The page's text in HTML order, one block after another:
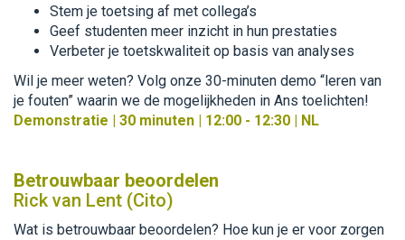
Stem je toetsing af met collega’s
Geef studenten meer inzicht in hun prestaties
Verbeter je toetskwaliteit op basis van analyses
Wil je meer weten? Volg onze 30-minuten demo “leren van
je fouten” waarin we de mogelijkheden in Ans toelichten!
Demonstratie | 30 minuten | 12:00 - 12:30 | NL
Betrouwbaar beoordelen
Rick van Lent (Cito)
Wat is betrouwbaar beoordelen? Hoe kun je er voor zorgen